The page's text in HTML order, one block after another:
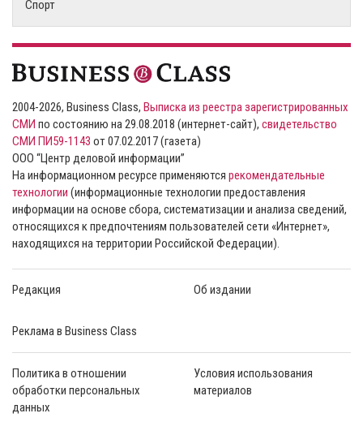
Спорт
2004-2026, Business Class, Выписка из реестра зарегистрированных
СМИ по состоянию на 29.08.2018 (интернет-сайт), свидетельство
СМИ ПИ59-1143 от 07.02.2017 (газета)
ООО “Центр деловой информации”
На информационном ресурсе применяются рекомендательные
технологии (информационные технологии предоставления
информации на основе сбора, систематизации и анализа сведений,
относящихся к предпочтениям пользователей сети «Интернет»,
находящихся на территории Российской Федерации).
Редакция Об издании
Реклама в Business Class
Политика в отношении
обработки персональных
данных
Условия использования
материалов